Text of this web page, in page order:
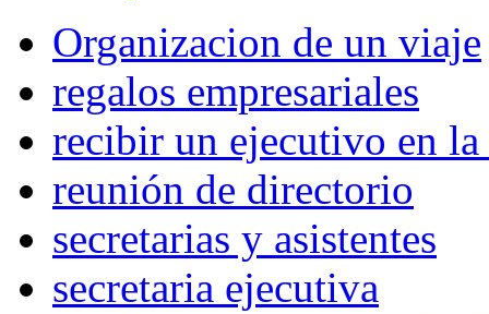
Organizacion de un viaje
regalos empresariales
recibir un ejecutivo en la
reunión de directorio
secretarias y asistentes
secretaria ejecutiva